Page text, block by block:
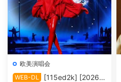
欧美演唱会
WEB-DL
[115ed2k] [2026-